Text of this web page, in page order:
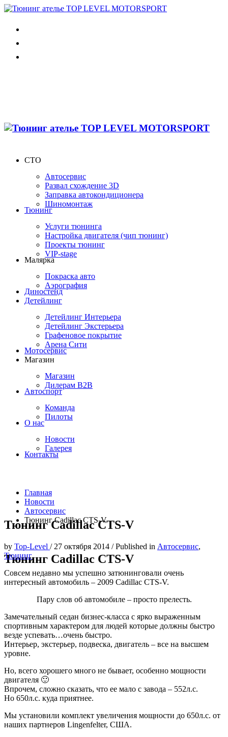
СТО
Автосервис
Развал схождение 3D
Заправка автокондиционера
Шиномонтаж
Тюнинг
Услуги тюнинга
Настройка двигателя (чип тюнинг)
Проекты тюнинг
VIP-stage
Малярка
Покраска авто
Аэрография
Диностенд
Детейлинг
Детейлинг Интерьера
Детейлинг Экстерьера
Графеновое покрытие
Арена Сити
Мотосервис
Магазин
Магазин
Дилерам B2B
Автоспорт
Команда
Пилоты
О нас
Новости
Галерея
Контакты
Главная
Новости
Автосервис
Тюнинг Cadillac CTS-V
Тюнинг Cadillac CTS-V
Тюнинг Cadillac CTS-V
by Top-Level / 27 октября 2014 /Published in Автосервис,
Тюнинг
Совсем недавно мы успешно затюнинговали очень
интересный автомобиль – 2009 Cadillac CTS-V.
Пару слов об автомобиле – просто прелесть.
Замечательный седан бизнес-класса с ярко выраженным
спортивным характером для людей которые должны быстро
везде успевать…очень быстро.
Интерьер, экстерьер, подвеска, двигатель – все на высшем
уровне.
Но, всего хорошего много не бывает, особенно мощности
двигателя 🙂
Впрочем, сложно сказать, что ее мало с завода – 552л.с.
Но 650л.с. куда приятнее.
Мы установили комплект увеличения мощности до 650л.с. от
наших партнеров Lingenfelter, США.